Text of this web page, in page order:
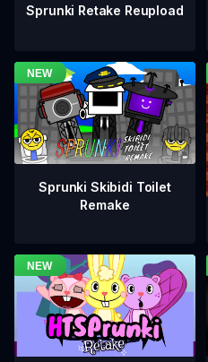
Sprunki Retake Reupload
Sprunki Skibidi Toilet
Remake